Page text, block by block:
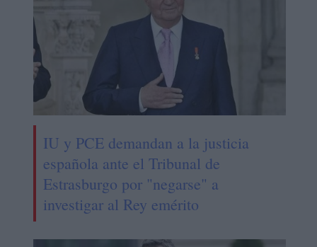
IU y PCE demandan a la justicia
española ante el Tribunal de
Estrasburgo por "negarse" a
investigar al Rey emérito